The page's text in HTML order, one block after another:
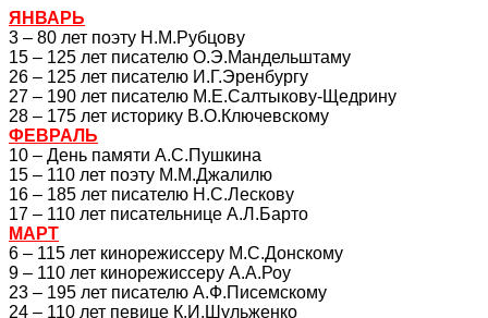
ЯНВАРЬ
3 – 80 лет поэту Н.М.Рубцову
15 – 125 лет писателю О.Э.Мандельштаму
26 – 125 лет писателю И.Г.Эренбургу
27 – 190 лет писателю М.Е.Салтыкову-Щедрину
28 – 175 лет историку В.О.Ключевскому
ФЕВРАЛЬ
10 – День памяти А.С.Пушкина
15 – 110 лет поэту М.М.Джалилю
16 – 185 лет писателю Н.С.Лескову
17 – 110 лет писательнице А.Л.Барто
МАРТ
6 – 115 лет кинорежиссеру М.С.Донскому
9 – 110 лет кинорежиссеру А.А.Роу
23 – 195 лет писателю А.Ф.Писемскому
24 – 110 лет певице К.И.Шульженко